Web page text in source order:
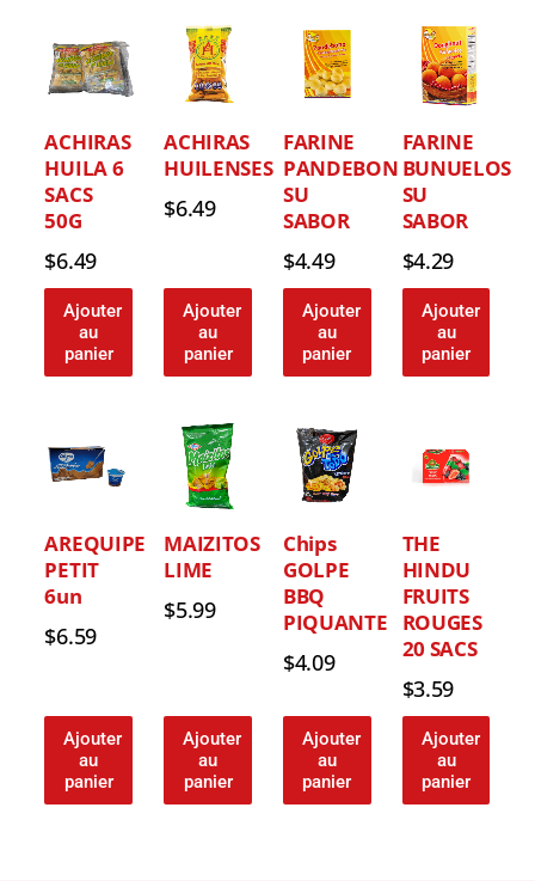
ACHIRAS
HUILA 6
SACS
50G
$6.49
Ajouter
au
panier
ACHIRAS
HUILENSES
$6.49
Ajouter
au
panier
FARINE
PANDEBONO
SU
SABOR
$4.49
Ajouter
au
panier
FARINE
BUNUELOS
SU
SABOR
$4.29
Ajouter
au
panier
AREQUIPE
PETIT
6un
$6.59
Ajouter
au
panier
MAIZITOS
LIME
$5.99
Ajouter
au
panier
Chips
GOLPE
BBQ
PIQUANTE
$4.09
Ajouter
au
panier
THE
HINDU
FRUITS
ROUGES
20 SACS
$3.59
Ajouter
au
panier